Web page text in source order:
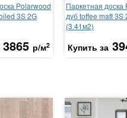
Polarwood
3S 2G
3865 р/м2
Паркетная доска
дуб toffee matt 3S
(3.41м2)
Купить за